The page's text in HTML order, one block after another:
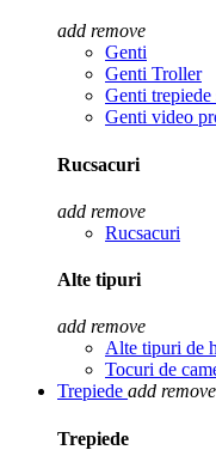
add remove
Genti
Genti Troller
Genti
Genti video
Rucsacuri
add remove
Rucsacuri
Alte tipuri
add remove
Alte tipuri de
Tocuri de
Trepiede add remove
Trepiede